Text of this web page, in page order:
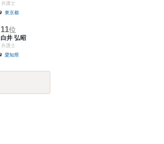
弁護士
東京都
11位
白井 弘昭
弁護士
愛知県